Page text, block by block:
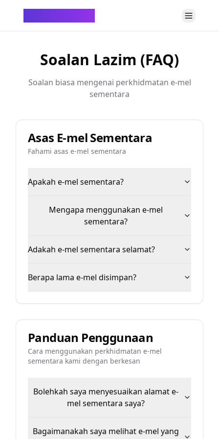
Soalan Lazim (FAQ)
Soalan biasa mengenai perkhidmatan e-mel
sementara
Asas E-mel Sementara
Fahami asas e-mel sementara
Apakah e-mel sementara?
Mengapa menggunakan e-mel
sementara?
Adakah e-mel sementara selamat?
Berapa lama e-mel disimpan?
Panduan Penggunaan
Cara menggunakan perkhidmatan e-mel
sementara kami dengan berkesan
Bolehkah saya menyesuaikan alamat e-
mel sementara saya?
Bagaimanakah saya melihat e-mel yang